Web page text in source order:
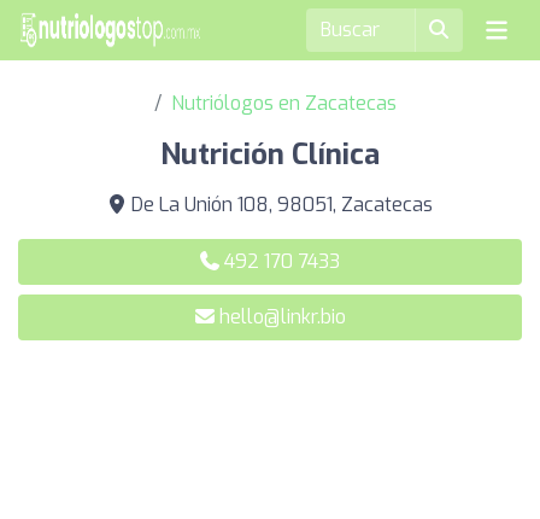
Nutriólogos en Zacatecas
Nutrición Clínica
De La Unión 108, 98051, Zacatecas
492 170 7433
hello@linkr.bio